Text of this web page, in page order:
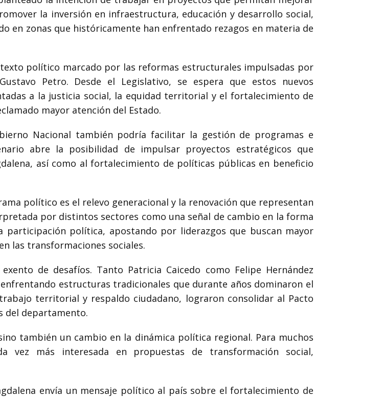
la inversión en infraestructura, educación y desarrollo social,
en zonas que históricamente han enfrentado rezagos en materia de
político marcado por las reformas estructurales impulsadas por
Gustavo Petro. Desde el Legislativo, se espera que estos nuevos
a la justicia social, la equidad territorial y el fortalecimiento de
mayor atención del Estado.
Nacional también podría facilitar la gestión de programas e
abre la posibilidad de impulsar proyectos estratégicos que
así como al fortalecimiento de políticas públicas en beneficio
político es el relevo generacional y la renovación que representan
por distintos sectores como una señal de cambio en la forma
participación política, apostando por liderazgos que buscan mayor
las transformaciones sociales.
de desafíos. Tanto Patricia Caicedo como Felipe Hernández
estructuras tradicionales que durante años dominaron el
territorial y respaldo ciudadano, lograron consolidar al Pacto
del departamento.
también un cambio en la dinámica política regional. Para muchos
vez más interesada en propuestas de transformación social,
envía un mensaje político al país sobre el fortalecimiento de